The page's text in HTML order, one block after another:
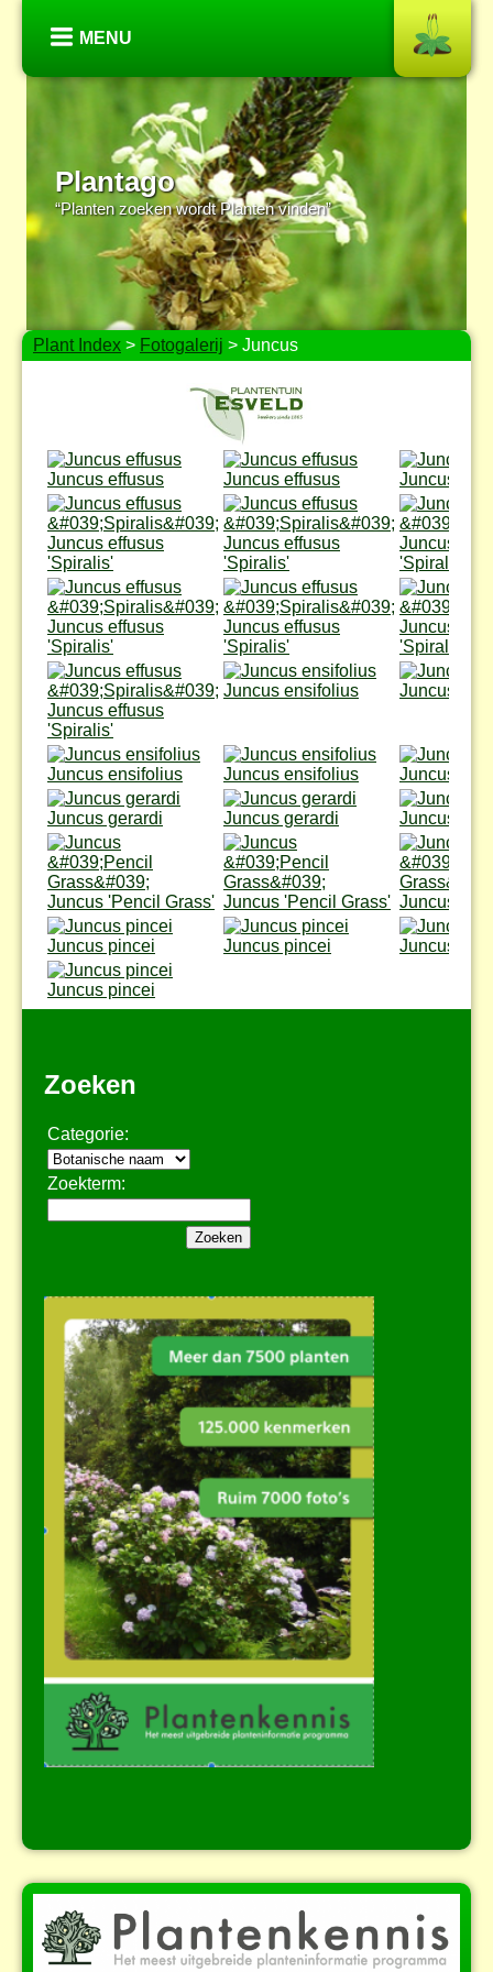
MENU
Plantago
“Planten zoeken wordt Planten vinden”
Plant Index > Fotogalerij > Juncus
Juncus effusus Juncus effusus Juncus
Juncus effusus
'Spiralis'
Juncus effusus
'Spiralis'
Juncus
'Spiralis'
Juncus effusus
'Spiralis'
Juncus effusus
'Spiralis'
Juncus
'Spiralis'
Juncus effusus
'Spiralis'
Juncus ensifolius Juncus
Juncus ensifolius Juncus ensifolius Juncus
Juncus gerardi Juncus gerardi Juncus
Juncus 'Pencil Grass' Juncus 'Pencil Grass' Juncus
Juncus pincei Juncus pincei Juncus
Juncus pincei
Zoeken
Categorie:
Zoekterm: